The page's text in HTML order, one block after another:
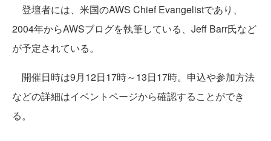
登壇者には、米国のAWS Chief Evangelistであり、
2004年からAWSブログを執筆している、Jeff Barr氏など
が予定されている。
開催日時は9月12日17時～13日17時。申込や参加方法
などの詳細はイベントページから確認することができ
る。